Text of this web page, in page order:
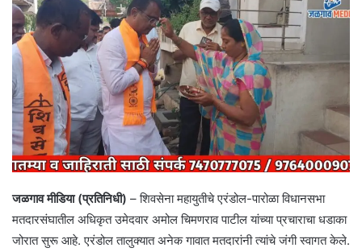
जळगाव मीडिया (प्रतिनिधी) – शिवसेना महायुतीचे एरंडोल-पारोळा विधानसभा
मतदारसंघातील अधिकृत उमेदवार अमोल चिमणराव पाटील यांच्या प्रचाराचा धडाका
जोरात सुरू आहे. एरंडोल तालुक्यात अनेक गावात मतदारांनी त्यांचे जंगी स्वागत केले.